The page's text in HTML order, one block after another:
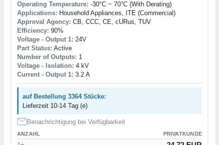
Operating Temperature: -30°C ~ 70°C (With Derating)
Applications: Household Appliances, ITE (Commercial)
Approval Agency: CB, CCC, CE, cURus, TUV
Efficiency: 90%
Voltage - Output 1: 24V
Part Status: Active
Number of Outputs: 1
Voltage - Isolation: 4 kV
Current - Output 1: 3.2 A
auf Bestellung 3364 Stücke:
Lieferzeit 10-14 Tag (e)
Benachrichtigung bei Verfügbarkeit
ANZAHL PRIVATKUNDE